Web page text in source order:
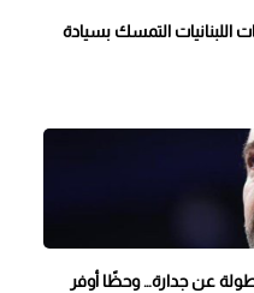
اللبنانيات التمسك بسيادة
عن جدارة… وحظًا أوفر